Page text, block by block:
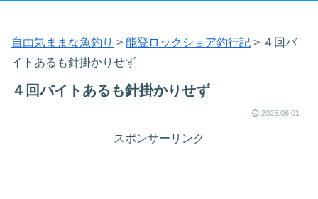
自由気ままな魚釣り > 能登ロックショア釣行記 > ４回バ
イトあるも針掛かりせず
４回バイトあるも針掛かりせず
2025.06.01
スポンサーリンク